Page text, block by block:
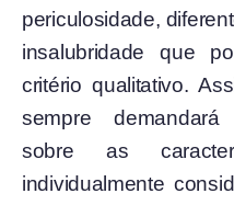
periculosidade,
insalubridade que
critério qualitativo.
sempre demandará
sobre as
individualmente